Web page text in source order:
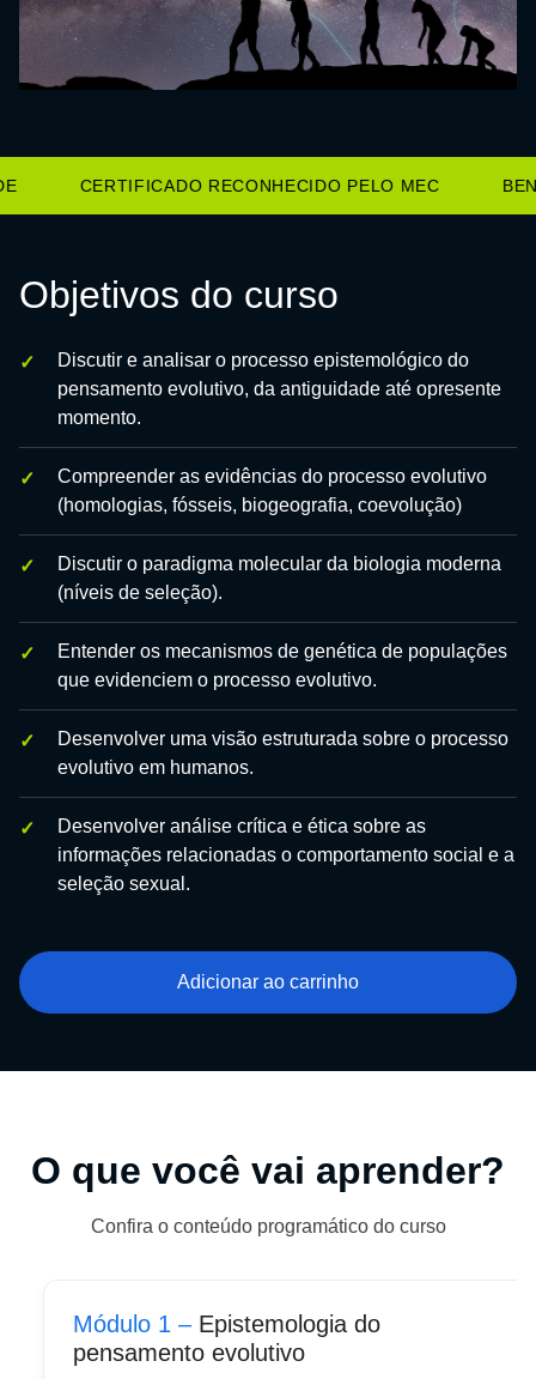
CERTIFICADO RECONHECIDO PELO MEC
Objetivos do curso
Discutir e analisar o processo epistemológico do
pensamento evolutivo, da antiguidade até opresente
momento.
Compreender as evidências do processo evolutivo
(homologias, fósseis, biogeografia, coevolução)
Discutir o paradigma molecular da biologia moderna
(níveis de seleção).
Entender os mecanismos de genética de populações
que evidenciem o processo evolutivo.
Desenvolver uma visão estruturada sobre o processo
evolutivo em humanos.
Desenvolver análise crítica e ética sobre as
informações relacionadas o comportamento social e a
seleção sexual.
Adicionar ao carrinho
O que você vai aprender?
Confira o conteúdo programático do curso
Módulo 1 – Epistemologia do
pensamento evolutivo